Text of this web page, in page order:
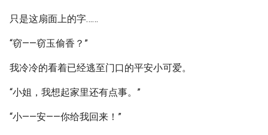
只是这扇面上的字……
“窃——窃玉偷香？”
我冷冷的看着已经逃至门口的平安小可爱。
“小姐，我想起家里还有点事。”
“小——安——你给我回来！”